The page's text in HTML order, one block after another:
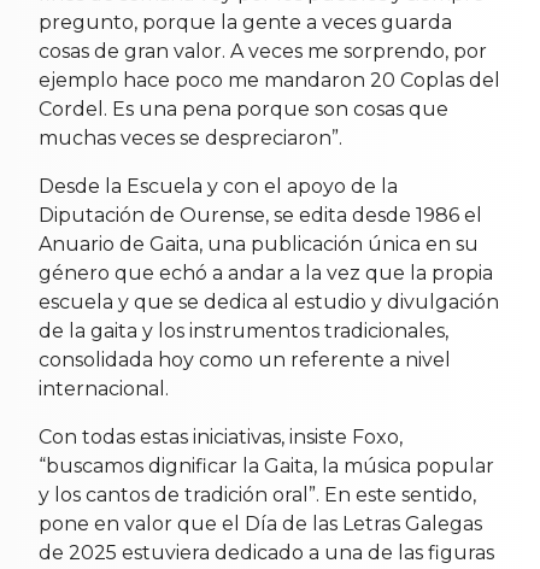
pregunto, porque la gente a veces guarda
cosas de gran valor. A veces me sorprendo, por
ejemplo hace poco me mandaron 20 Coplas del
Cordel. Es una pena porque son cosas que
muchas veces se despreciaron”.
Desde la Escuela y con el apoyo de la
Diputación de Ourense, se edita desde 1986 el
Anuario de Gaita, una publicación única en su
género que echó a andar a la vez que la propia
escuela y que se dedica al estudio y divulgación
de la gaita y los instrumentos tradicionales,
consolidada hoy como un referente a nivel
internacional.
Con todas estas iniciativas, insiste Foxo,
“buscamos dignificar la Gaita, la música popular
y los cantos de tradición oral”. En este sentido,
pone en valor que el Día de las Letras Galegas
de 2025 estuviera dedicado a una de las figuras